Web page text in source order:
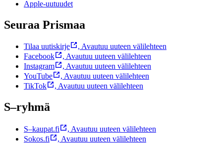
Apple-uutuudet
Seuraa Prismaa
Tilaa uutiskirje , Avautuu uuteen välilehteen
Facebook
, Avautuu uuteen välilehteen
Instagram
, Avautuu uuteen välilehteen
YouTube
, Avautuu uuteen välilehteen
TikTok
, Avautuu uuteen välilehteen
S–ryhmä
S–kaupat.fi , Avautuu uuteen välilehteen
Sokos.fi
, Avautuu uuteen välilehteen